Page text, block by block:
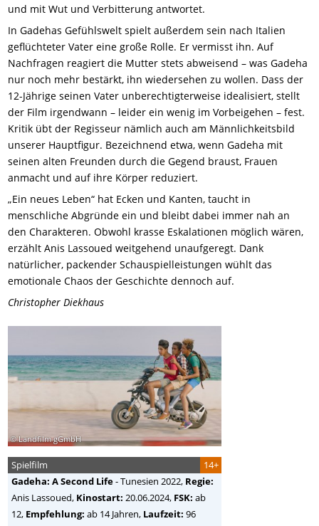
und mit Wut und Verbitterung antwortet.
In Gadehas Gefühlswelt spielt außerdem sein nach Italien
geflüchteter Vater eine große Rolle. Er vermisst ihn. Auf
Nachfragen reagiert die Mutter stets abweisend – was Gadeha
nur noch mehr bestärkt, ihn wiedersehen zu wollen. Dass der
12-Jährige seinen Vater unberechtigterweise idealisiert, stellt
der Film irgendwann – leider ein wenig im Vorbeigehen – fest.
Kritik übt der Regisseur nämlich auch am Männlichkeitsbild
unserer Hauptfigur. Bezeichnend etwa, wenn Gadeha mit
seinen alten Freunden durch die Gegend braust, Frauen
anmacht und auf ihre Körper reduziert.
„Ein neues Leben“ hat Ecken und Kanten, taucht in
menschliche Abgründe ein und bleibt dabei immer nah an
den Charakteren. Obwohl krasse Eskalationen möglich wären,
erzählt Anis Lassoued weitgehend unaufgeregt. Dank
natürlicher, packender Schauspielleistungen wühlt das
emotionale Chaos der Geschichte dennoch auf.
Christopher Diekhaus
© Landfilm gGmbH
14+
Spielfilm
Gadeha: A Second Life-Tunesien 2022, Regie:
Anis Lassoued, Kinostart: 20.06.2024, FSK: ab
12, Empfehlung: ab 14 Jahren, Laufzeit: 96